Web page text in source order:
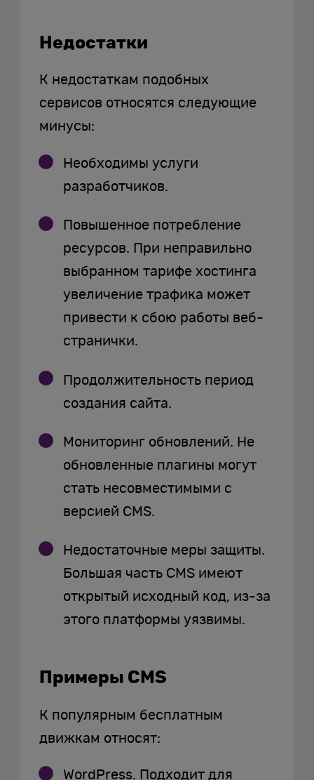
Недостатки
К недостаткам подобных
сервисов относятся следующие
минусы:
Необходимы услуги
разработчиков.
Повышенное потребление
ресурсов. При неправильно
выбранном тарифе хостинга
увеличение трафика может
привести к сбою работы веб-
странички.
Продолжительность период
создания сайта.
Мониторинг обновлений. Не
обновленные плагины могут
стать несовместимыми с
версией CMS.
Недостаточные меры защиты.
Большая часть CMS имеют
открытый исходный код, из-за
этого платформы уязвимы.
Примеры CMS
К популярным бесплатным
движкам относят:
WordPress. Подходит для